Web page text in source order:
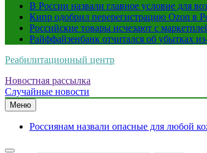
В России назвали главное условие для
Кипр одобрил перерегистрацию Ozon в
Российские товары исчезают с
Райффайзенбанк отчитался об убытках
Реабилитационный центр
Новостная рассылка
Случайные новости
Меню
Россиянам назвали опасные для любой